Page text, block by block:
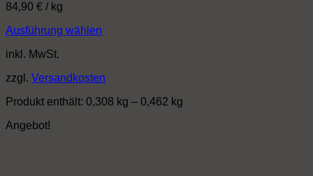
84,90 € / kg
Ausführung wählen
Produkt
mehrere
auf.
Optionen
inkl. MwSt.
zzgl. Versandkosten
Produkt enthält: 0,308 kg – 0,462 kg
Angebot!